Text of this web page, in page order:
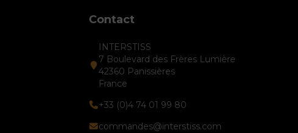
Contact
INTERSTISS
7 Boulevard des Frères Lumière
42360 Panissières
France
+33 (0)4 74 01 99 80
commandes@interstiss.com